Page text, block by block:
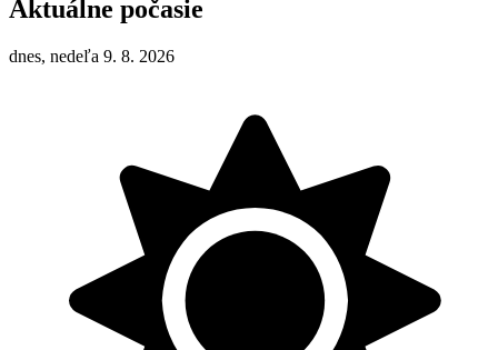
Aktuálne počasie
dnes, nedeľa 9. 8. 2026